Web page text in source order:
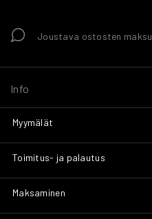
Joustava ostosten maksu
Info
Myymälät
Toimitus- ja palautus
Maksaminen